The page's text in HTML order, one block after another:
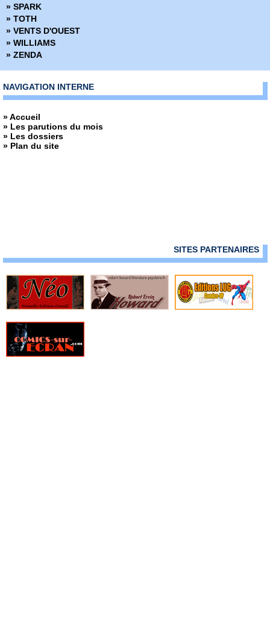
» SPARK
» TOTH
» VENTS D'OUEST
» WILLIAMS
» ZENDA
NAVIGATION INTERNE
» Accueil
» Les parutions du mois
» Les dossiers
» Plan du site
SITES PARTENAIRES